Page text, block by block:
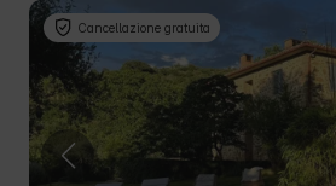
Cancellazione gratuita